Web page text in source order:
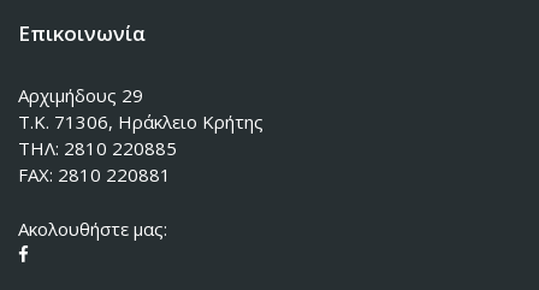
Επικοινωνία
Αρχιμήδους 29
Τ.Κ. 71306, Ηράκλειο Κρήτης
ΤΗΛ: 2810 220885
FAX: 2810 220881
Ακολουθήστε μας: